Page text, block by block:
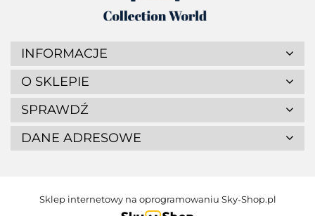
INFORMACJE
O SKLEPIE
SPRAWDŹ
DANE ADRESOWE
Sklep internetowy na oprogramowaniu Sky-Shop.pl